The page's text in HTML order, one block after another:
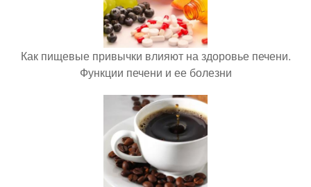
Как пищевые привычки влияют на здоровье печени.
Функции печени и ее болезни